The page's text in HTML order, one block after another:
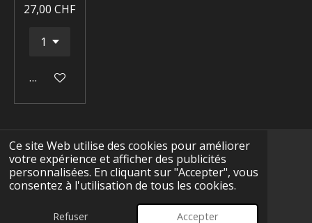
Ce site Web utilise des cookies pour améliorer
votre expérience et afficher des publicités
personnalisées. En cliquant sur "Accepter", vous
consentez à l'utilisation de tous les cookies.
Refuser Accepter
27,00 CHF
Ajouter au panier
F
a
c
I
n
s
Y
o
u
T
T
i
k
T
o
W
h
a
t
s
CGV
Propulsé parWebador